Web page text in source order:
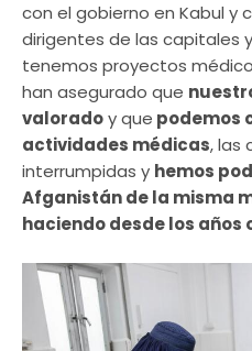
con el gobierno en Kabul y
dirigentes de las capitales
tenemos proyectos
han asegurado que
valoradoy que podemos
actividades médicas, las
interrumpidas y hemos
Afganistán de la misma
haciendo desde los años